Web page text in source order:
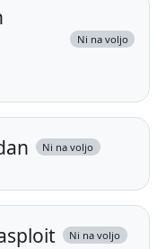
Ni na voljo
Ni na voljo
Ni na voljo